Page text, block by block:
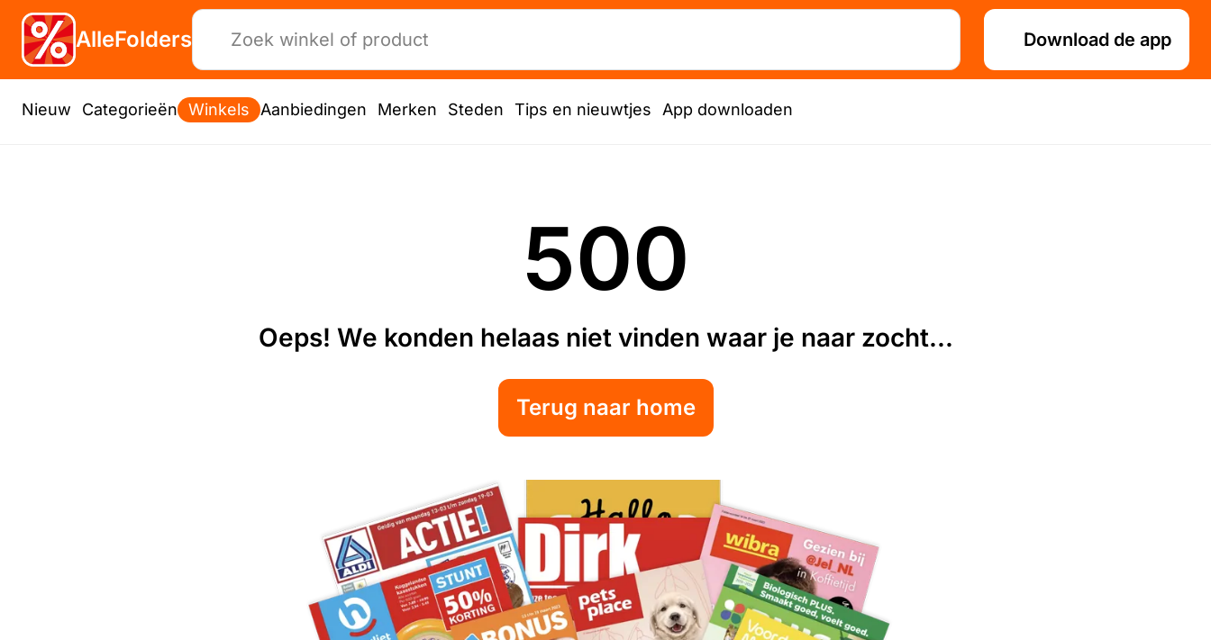
AlleFolders Download de app
Nieuw Categorieën Winkels Aanbiedingen Merken Steden Tips en nieuwtjes App downloaden
500
Oeps! We konden helaas niet vinden waar je naar zocht...
Terug naar home